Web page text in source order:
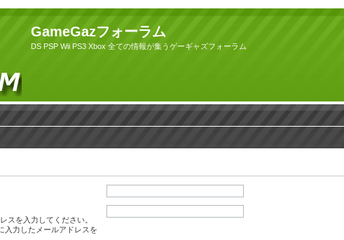
GameGazフォーラム
DS PSP Wii PS3 Xbox 全ての情報が集うゲーギャズフォーラム
スを入力してください。
入力したメールアドレスを